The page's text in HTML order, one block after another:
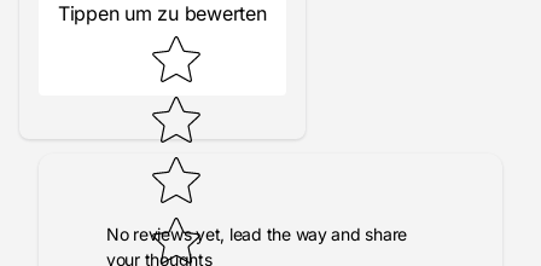
Tippen um zu bewerten
No reviews yet, lead the way and share
your thoughts